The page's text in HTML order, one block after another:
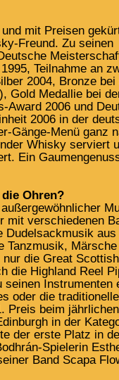
mit Preisen
Freund. Zu seinen
Teilnahme an
2004, Bronze bei
Gold Medallie bei
Award 2006 und
2006 in der
Gänge-Menü ganz
Whisky serviert
Ein
Ohren?
mit verschiedenen
Dudelsackmusik
Tanzmusik,
nur die Great
die Highland Reel
seinen Instrumenten
oder die
Preis beim
in der
der erste Platz in
Spielerin
Band Scapa